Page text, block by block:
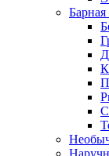
Барная